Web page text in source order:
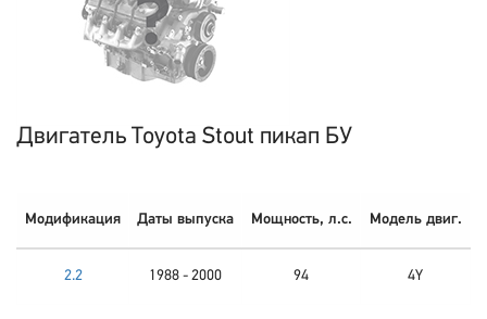
Двигатель Toyota Stout пикап БУ
Модификация Даты выпуска Мощность, л.с. Модель двиг.
2.2 1988 - 2000 94 4Y